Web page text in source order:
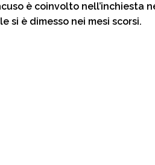
è coinvolto nell’inchiesta
si è dimesso nei mesi scorsi.